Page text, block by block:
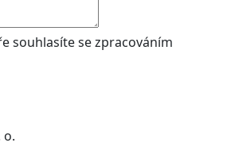
souhlasíte se zpracováním
o.